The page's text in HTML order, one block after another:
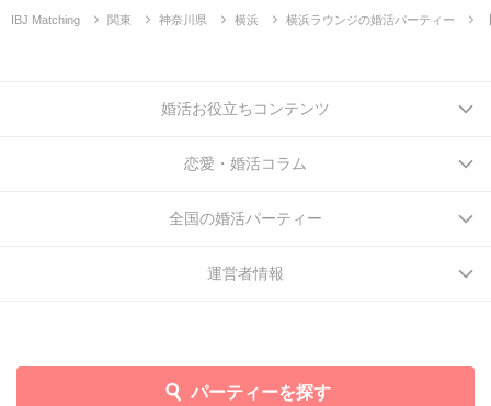
IBJ Matching 関東 神奈川県 横浜 横浜ラウンジの婚活パーティー
パーティーを探す
婚活お役立ちコンテンツ
恋愛・婚活コラム
全国の婚活パーティー
運営者情報